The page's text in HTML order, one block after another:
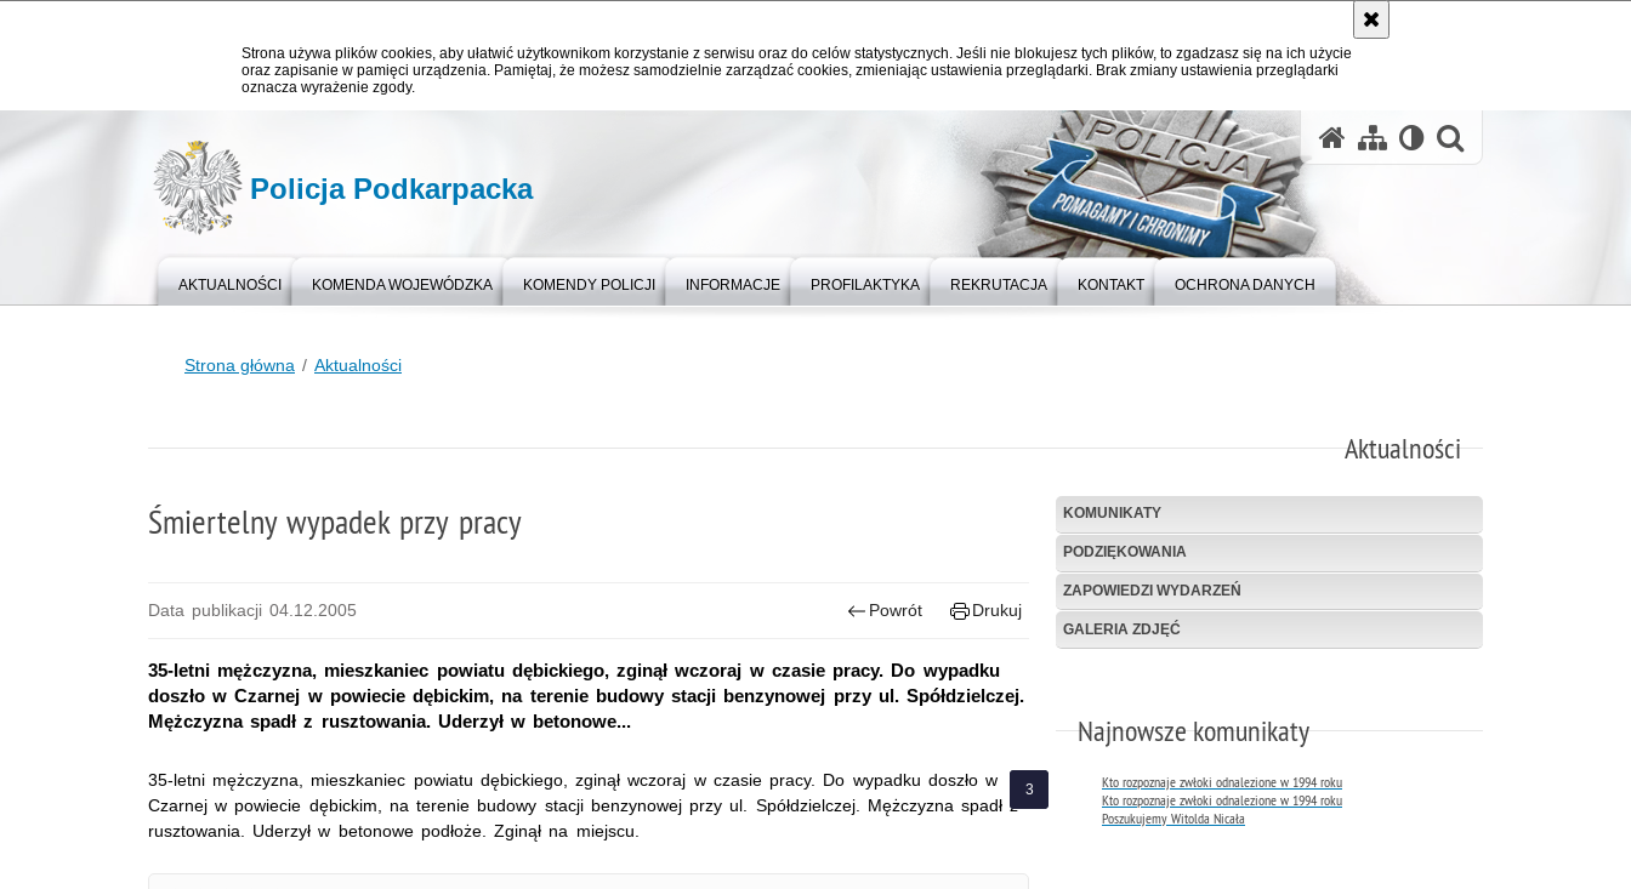
Strona używa plików cookies, aby ułatwić użytkownikom korzystanie z serwisu oraz do celów statystycznych. Jeśli nie blokujesz tych plików, to zgadzasz się na ich użycie
oraz zapisanie w pamięci urządzenia. Pamiętaj, że możesz samodzielnie zarządzać cookies, zmieniając ustawienia przeglądarki. Brak zmiany ustawienia przeglądarki
oznacza wyrażenie zgody.
Policja Podkarpacka
AKTUALNOŚCI KOMENDA WOJEWÓDZKA KOMENDY POLICJI INFORMACJE PROFILAKTYKA REKRUTACJA KONTAKT OCHRONA DANYCH
Strona główna Aktualności
Aktualności
Śmiertelny wypadek przy pracy
Data publikacji 04.12.2005 Powrót Drukuj
35-letni mężczyzna, mieszkaniec powiatu dębickiego, zginął wczoraj w czasie pracy. Do wypadku
doszło w Czarnej w powiecie dębickim, na terenie budowy stacji benzynowej przy ul. Spółdzielczej.
Mężczyzna spadł z rusztowania. Uderzył w betonowe...
35-letni mężczyzna, mieszkaniec powiatu dębickiego, zginął wczoraj w czasie pracy. Do wypadku doszło w
Czarnej w powiecie dębickim, na terenie budowy stacji benzynowej przy ul. Spółdzielczej. Mężczyzna spadł z
rusztowania. Uderzył w betonowe podłoże. Zginął na miejscu.
KOMUNIKATY
PODZIĘKOWANIA
ZAPOWIEDZI WYDARZEŃ
GALERIA ZDJĘĆ
Najnowsze komunikaty
Kto rozpoznaje zwłoki odnalezione w 1994 roku
Kto rozpoznaje zwłoki odnalezione w 1994 roku
Poszukujemy Witolda Nicała